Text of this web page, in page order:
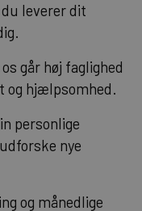
leverer dit
os går høj faglighed
og hjælpsomhed.
personlige
nye
og månedlige